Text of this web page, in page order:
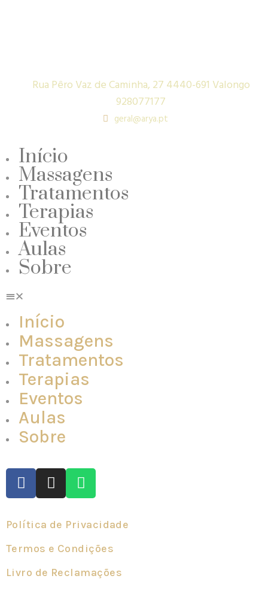
Rua Pêro Vaz de Caminha, 27 4440-691 Valongo
928077177
geral@arya.pt
Início
Massagens
Tratamentos
Terapias
Eventos
Aulas
Sobre
Início
Massagens
Tratamentos
Terapias
Eventos
Aulas
Sobre
Política de Privacidade
Termos e Condições
Livro de Reclamações